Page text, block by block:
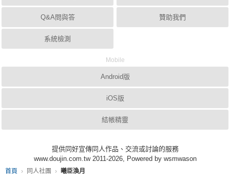
首頁 同人社團 曦臣渙月
Q&A問與答
系統檢測
贊助我們
Mobile
Android版
iOS版
結帳精靈
提供同好宣傳同人作品、交流或討論的服務
www.doujin.com.tw 2011-2026, Powered by wsmwason